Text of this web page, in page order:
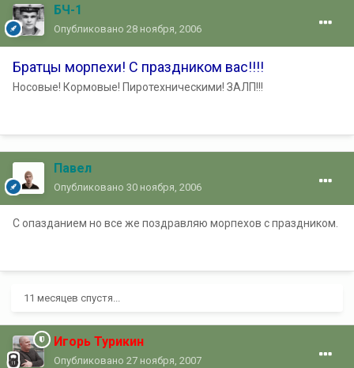
БЧ-1
Опубликовано 28 ноября, 2006
Братцы морпехи! С праздником вас!!!!
Носовые! Кормовые! Пиротехническими! ЗАЛП!!!
Павел
Опубликовано 30 ноября, 2006
С опазданием но все же поздравляю морпехов с праздником.
11 месяцев спустя...
Игорь Турикин
Опубликовано 27 ноября, 2007